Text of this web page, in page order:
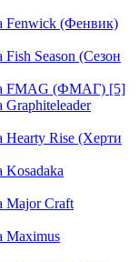
Fenwick (Фенвик)
Season (Сезон
FMAG (ФМАГ) [5]
Rise (Херти
Major Craft
Maximus